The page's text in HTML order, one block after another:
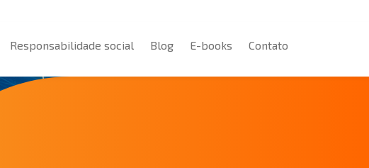
Responsabilidade social Blog E-books Contato